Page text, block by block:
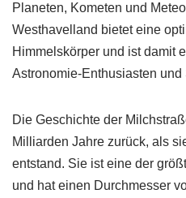
Planeten, Kometen und
Westhavelland bietet eine
Himmelskörper und ist damit
Astronomie-Enthusiasten und
Die Geschichte der
Milliarden Jahre zurück, als
entstand. Sie ist eine der
und hat einen Durchmesser